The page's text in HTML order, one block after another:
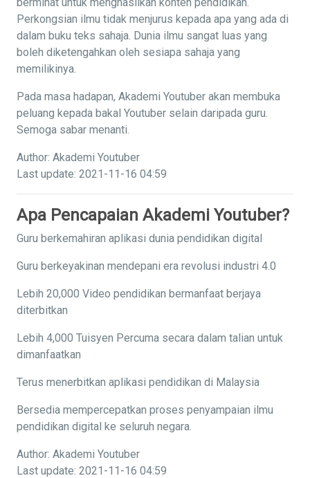
Perkongsian ilmu tidak menjurus kepada apa yang ada di
dalam buku teks sahaja. Dunia ilmu sangat luas yang
boleh diketengahkan oleh sesiapa sahaja yang
memilikinya.
Pada masa hadapan, Akademi Youtuber akan membuka
peluang kepada bakal Youtuber selain daripada guru.
Semoga sabar menanti.
Author: Akademi Youtuber
Last update: 2021-11-16 04:59
Apa Pencapaian Akademi Youtuber?
Guru berkemahiran aplikasi dunia pendidikan digital
Guru berkeyakinan mendepani era revolusi industri 4.0
Lebih 20,000 Video pendidikan bermanfaat berjaya
diterbitkan
Lebih 4,000 Tuisyen Percuma secara dalam talian untuk
dimanfaatkan
Terus menerbitkan aplikasi pendidikan di Malaysia
Bersedia mempercepatkan proses penyampaian ilmu
pendidikan digital ke seluruh negara.
Author: Akademi Youtuber
Last update: 2021-11-16 04:59